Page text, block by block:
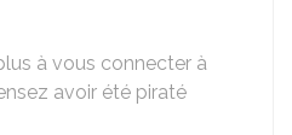
à vous connecter à
avoir été piraté